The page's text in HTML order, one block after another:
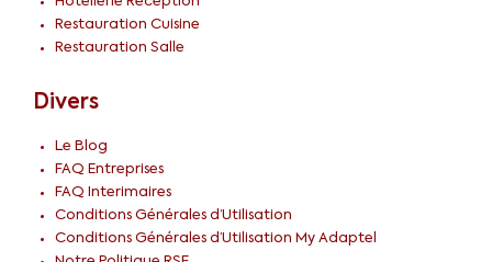
Restauration Cuisine
Restauration Salle
Divers
Le Blog
FAQ Entreprises
FAQ Interimaires
Conditions Générales d’Utilisation
Conditions Générales d’Utilisation My Adaptel